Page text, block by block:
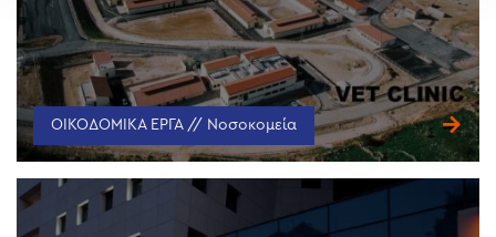
ΟΙΚΟΔΟΜΙΚΑ ΕΡΓΑ // Νοσοκομεία